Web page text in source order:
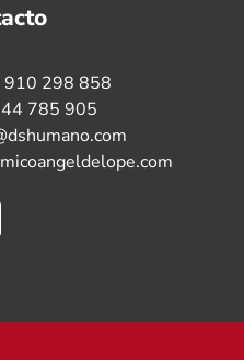
910 298 858
785 905